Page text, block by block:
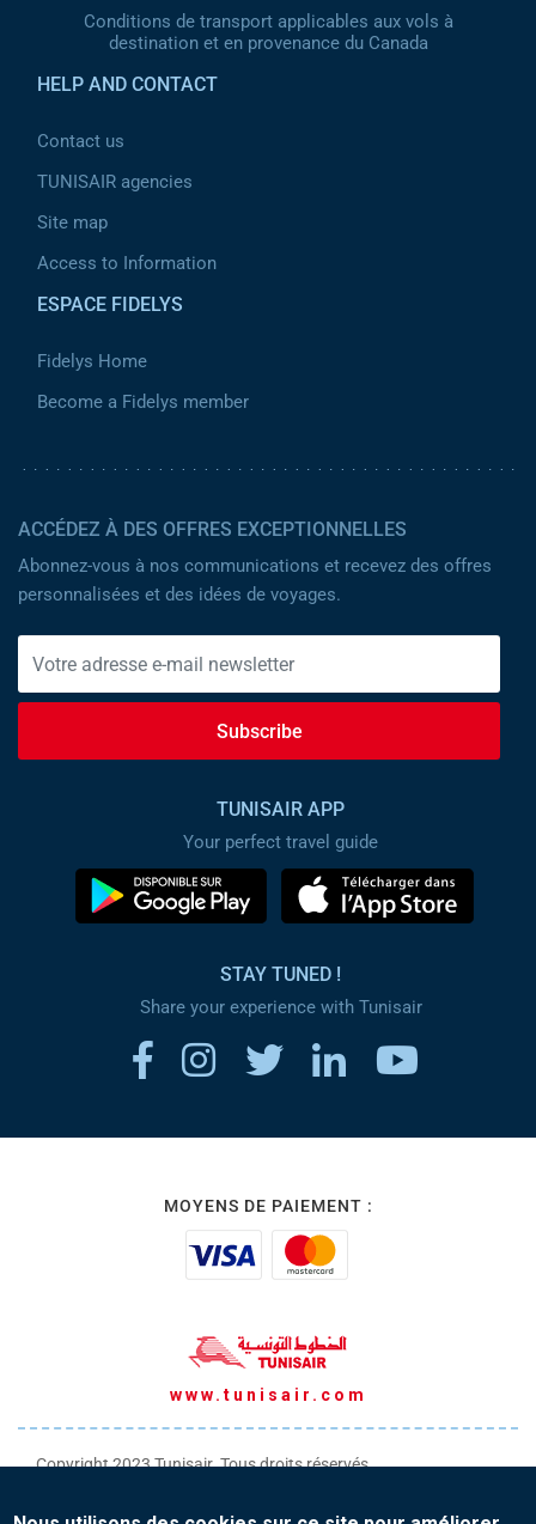
Conditions de transport applicables aux vols à
destination et en provenance du Canada
HELP AND CONTACT
Contact us
TUNISAIR agencies
Site map
Access to Information
ESPACE FIDELYS
Fidelys Home
Become a Fidelys member
ACCÉDEZ À DES OFFRES EXCEPTIONNELLES
Abonnez-vous à nos communications et recevez des offres
personnalisées et des idées de voyages.
Subscribe
TUNISAIR APP
Your perfect travel guide
STAY TUNED !
Share your experience with Tunisair
MOYENS DE PAIEMENT :
www.tunisair.com
Copyright 2023 Tunisair. Tous droits réservés